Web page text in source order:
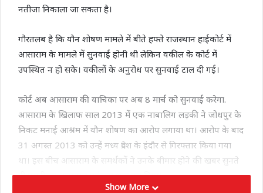
नतीजा निकाला जा सकता है।
गौरतलब है कि यौन शोषण मामले में बीते हफ्ते राजस्थान हाईकोर्ट में
आसाराम के मामले में सुनवाई होनी थी लेकिन वकील के कोर्ट में
उपस्थित न हो सके। वकीलों के अनुरोध पर सुनवाई टाल दी गई।
कोर्ट अब आसाराम की याचिका पर अब 8 मार्च को सुनवाई करेगा.
आसाराम के खिलाफ साल 2013 में एक नाबालिग लड़की ने जोधपुर के
निकट मनाई आश्रम में यौन शोषण का आरोप लगाया था। आरोप के बाद
31 अगस्त 2013 को उन्हें मध्य प्रदेश के इंदौर से गिरफ्तार किया गया
था। इस बीच आसाराम के समर्थकों ने उनके बीमार होने की खबर सुनते
ही एमडीएम अस्पताल पहुंचना शुरू कर दिया।
Show More